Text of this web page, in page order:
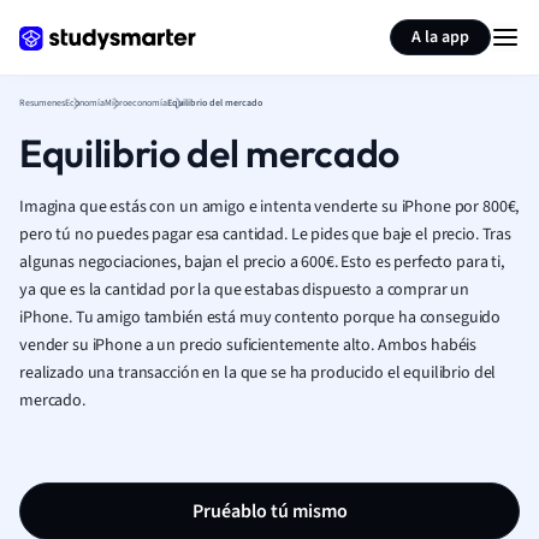
A la app
ResumenesEconomíaMicroeconomíaEquilibrio del mercado
Equilibrio del mercado
Imagina queestás con un amigo e intenta venderte su iPhone por 800€,
pero tú no puedes pagar esa cantidad. Le pides que baje el precio. Tras
algunas negociaciones, bajan el precio a 600€. Esto es perfecto para ti,
ya que es la cantidad por la que estabas dispuesto a comprar un
iPhone. Tu amigo también está muy contento porque ha conseguido
vender su iPhone a un precio suficientemente alto. Ambos habéis
realizado una transacción en la que se ha producido el equilibrio del
mercado.
Pruéablo tú mismo
Resumir página